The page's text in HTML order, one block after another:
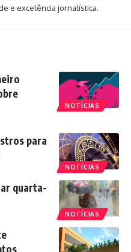
e excelência jornalística.
NOTÍCIAS
NOTÍCIAS
para
NOTÍCIAS
quarta-